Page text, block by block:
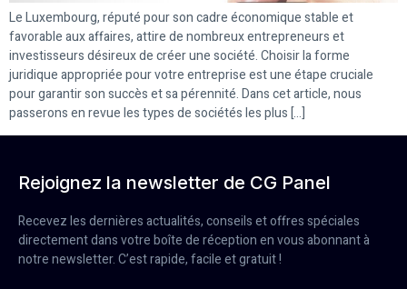
Le Luxembourg, réputé pour son cadre économique stable et
favorable aux affaires, attire de nombreux entrepreneurs et
investisseurs désireux de créer une société. Choisir la forme
juridique appropriée pour votre entreprise est une étape cruciale
pour garantir son succès et sa pérennité. Dans cet article, nous
passerons en revue les types de sociétés les plus […]
Rejoignez la newsletter de CG Panel
Recevez les dernières actualités, conseils et offres spéciales
directement dans votre boîte de réception en vous abonnant à
notre newsletter. C’est rapide, facile et gratuit !